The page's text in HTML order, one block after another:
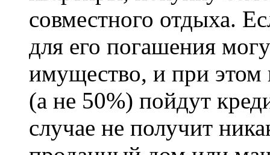
совместного отдыха.
для его погашения
имущество, и при этом
(а не 50%) пойдут
случае не получит